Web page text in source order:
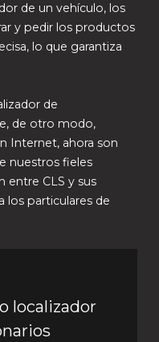
de un vehículo, los
y pedir los productos
lo que garantiza
de
de otro modo,
Internet, ahora son
nuestros fieles
entre CLS y sus
los particulares de
localizador